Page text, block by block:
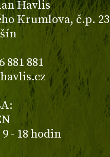
Havlis
Krumlova, č.p. 23
881 881
- 18 hodin